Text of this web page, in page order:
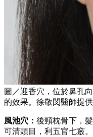
圖／迎香穴，位於鼻孔
的效果。徐敬閔醫師提供
風池穴： 後頸枕骨下，
可清頭目，利五官七竅。